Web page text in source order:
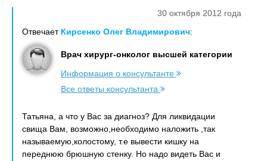
30 октября 2012 года
Отвечает Кирсенко Олег Владимирович:
Врач хирург-онколог высшей категории
Информация о консультанте
Все ответы консультанта
Татьяна, а что у Вас за диагноз? Для ликвидации
свища Вам, возможно,необходимо наложить ,так
называемую,колостому, т.е вывести кишку на
переднюю брюшную стенку. Но надо видеть Вас и